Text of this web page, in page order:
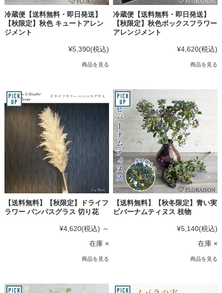
冷蔵便【送料無料・即日発送】
【秋限定】秋色 キュートアレン
ジメント
¥5,390(税込)
商品を見る
冷蔵便【送料無料・即日発送】
【秋限定】秋色ボックスフラワー
アレンジメント
¥4,620(税込)
商品を見る
【送料無料】【秋限定】ドライフ
ラワー パンパスグラス 切り花
¥4,620(税込) ～
在庫 ×
商品を見る
【送料無料】【秋冬限定】青い実
ビバーナムティヌス 枝物
¥5,140(税込)
在庫 ×
商品を見る